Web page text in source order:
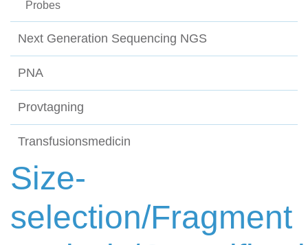
Probes
Next Generation Sequencing NGS
PNA
Provtagning
Transfusionsmedicin
Size-
selection/Fragment